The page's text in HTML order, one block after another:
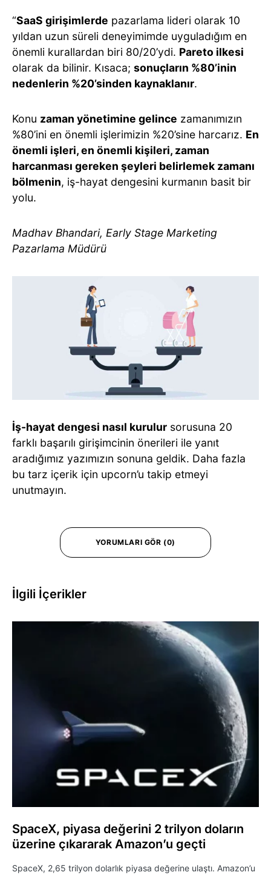
“SaaS girişimlerde pazarlama lideri olarak 10
yıldan uzun süreli deneyimimde uyguladığım en
önemli kurallardan biri 80/20’ydi. Pareto ilkesi
olarak da bilinir. Kısaca; sonuçların %80’inin
nedenlerin %20’sinden kaynaklanır.
Konu zaman yönetimine gelince zamanımızın
%80’ini en önemli işlerimizin %20’sine harcarız. En
önemli işleri, en önemli kişileri, zaman
harcanması gereken şeyleri belirlemek zamanı
bölmenin, iş-hayat dengesini kurmanın basit bir
yolu.
Madhav Bhandari, Early Stage Marketing
Pazarlama Müdürü
İş-hayat dengesi nasıl kurulur sorusuna 20
farklı başarılı girişimcinin önerileri ile yanıt
aradığımız yazımızın sonuna geldik. Daha fazla
bu tarz içerik için upcorn’u takip etmeyi
unutmayın.
YORUMLARI GÖR (0)
İlgili İçerikler
SpaceX, piyasa değerini 2 trilyon doların
üzerine çıkararak Amazon’u geçti
SpaceX, 2,65 trilyon dolarlık piyasa değerine ulaştı. Amazon’u